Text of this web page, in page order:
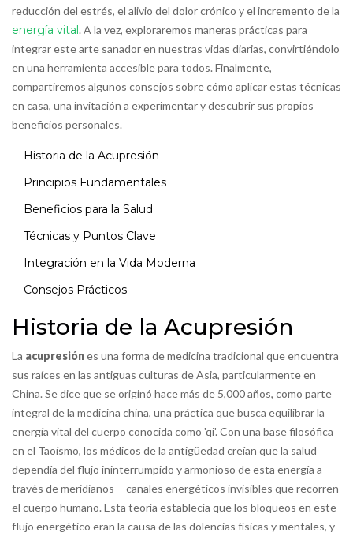
reducción del estrés, el alivio del dolor crónico y el incremento de la
energía vital. A la vez, exploraremos maneras prácticas para
integrar este arte sanador en nuestras vidas diarias, convirtiéndolo
en una herramienta accesible para todos. Finalmente,
compartiremos algunos consejos sobre cómo aplicar estas técnicas
en casa, una invitación a experimentar y descubrir sus propios
beneficios personales.
Historia de la Acupresión
Principios Fundamentales
Beneficios para la Salud
Técnicas y Puntos Clave
Integración en la Vida Moderna
Consejos Prácticos
Historia de la Acupresión
La acupresiónes una forma de medicina tradicional que encuentra
sus raíces en las antiguas culturas de Asia, particularmente en
China. Se dice que se originó hace más de 5,000 años, como parte
integral de la medicina china, una práctica que busca equilibrar la
energía vital del cuerpo conocida como 'qi'. Con una base filosófica
en el Taoísmo, los médicos de la antigüedad creían que la salud
dependía del flujo ininterrumpido y armonioso de esta energía a
través de meridianos —canales energéticos invisibles que recorren
el cuerpo humano. Esta teoría establecía que los bloqueos en este
flujo energético eran la causa de las dolencias físicas y mentales, y